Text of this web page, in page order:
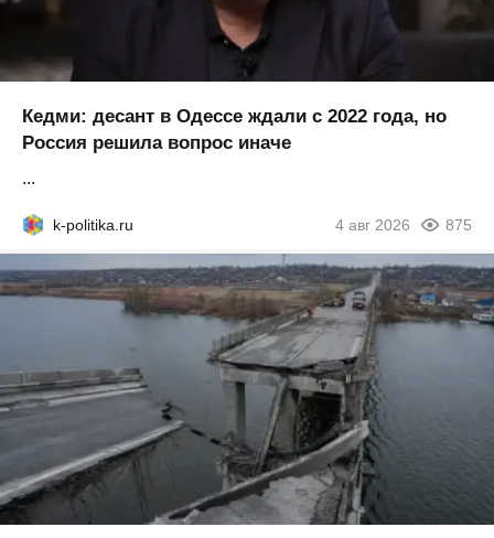
Кедми: десант в Одессе ждали с 2022 года, но
Россия решила вопрос иначе
...
k-politika.ru 4 авг 2026 875